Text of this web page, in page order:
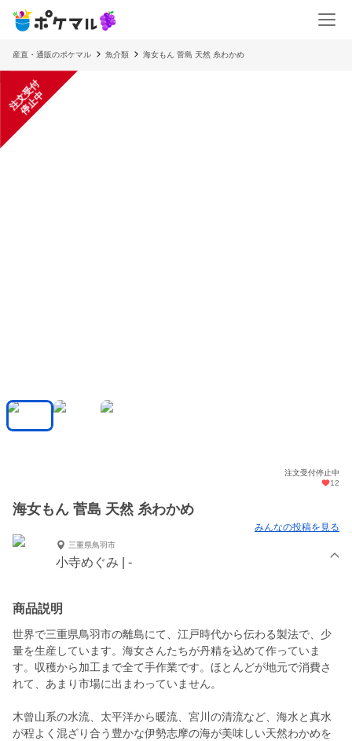
産直・通販のポケマル 魚介類 海女もん 菅島 天然 糸わかめ
注
文
受
付
停
止
中
注文受付停止中
12
海女もん 菅島 天然 糸わかめ
みんなの投稿を見る
三重県鳥羽市
小寺めぐみ | -
商品説明
世界で三重県鳥羽市の離島にて、江戸時代から伝わる製法で、少
量を生産しています。海女さんたちが丹精を込めて作っていま
す。収穫から加工まで全て手作業です。ほとんどが地元で消費さ
れて、あまり市場に出まわっていません。
木曾山系の水流、太平洋から暖流、宮川の清流など、海水と真水
が程よく混ざり合う豊かな伊勢志摩の海が美味しい天然わかめを